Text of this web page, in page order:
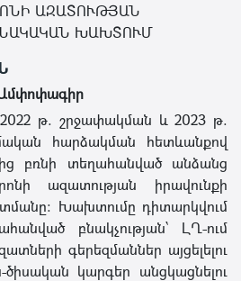
ԱԶԱՏՈՒԹՅԱՆ
ԽԱԽՏՈՒՄ
թ. շրջափակման և 2023 թ.
հարձակման հետևանքով
բռնի տեղահանված անձանց
ազատության իրավունքի
Խախտումը դիտարկվում
բնակչության՝ ԼՂ-ում
գերեզմաններ այցելելու
կարգեր անցկացնելու